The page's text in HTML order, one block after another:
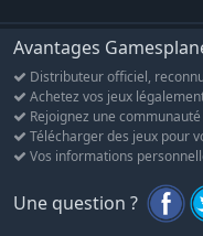
Avantages
Distributeur officiel,
Achetez vos jeux
Rejoignez une
Télécharger des jeux pour
Vos informations
Une question ?